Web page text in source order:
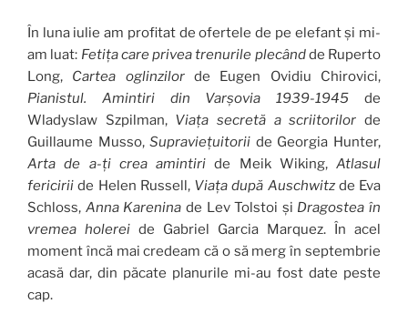
În luna iulie am profitat de ofertele de pe elefant și mi-
am luat: Fetița care privea trenurile plecândde Ruperto
Long, Cartea oglinzilorde Eugen Ovidiu Chirovici,
Pianistul. Amintiri din Varșovia
1939-1945 de
Wladyslaw Szpilman, Viața secretă a scriitorilorde
Guillaume Musso,Supraviețuitorii de Georgia Hunter,
Arta de a-ți crea amintiri de Meik Wiking, Atlasul
fericirii de Helen Russell, Viața după Auschwitzde Eva
Schloss, Anna Karenina de Lev Tolstoi și Dragostea în
vremea holerei de Gabriel Garcia Marquez. În acel
moment încă mai credeam că o să merg în septembrie
acasă dar, din păcate planurile mi-au fost date peste
cap.